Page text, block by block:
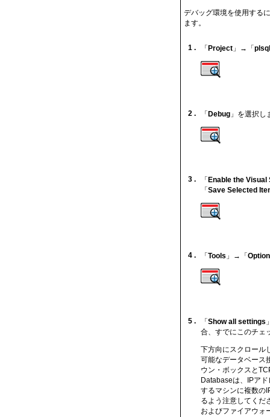
デバッグ環境を使用する
ます。
1 . 「 Project 」→「
2 . 「 Debug 」を選択し
3 . 「 Enable the
「 Save Selected
4 . 「 Tools 」→「
5 . 「 Show all settings
合、すでにこのチェ
下方向にスクロール
可能なデータベース
ウン・ボックスと
Databaseは、IPア
するマシンに複数の
るよう注意してくだ
およびファイアウォ